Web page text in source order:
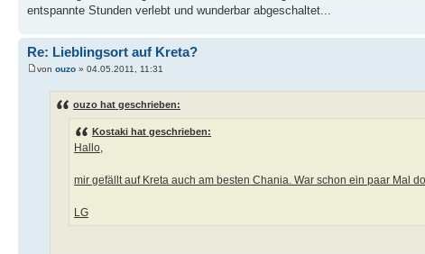
entspannte Stunden verlebt und wunderbar abgeschaltet...
Re: Lieblingsort auf Kreta?
von ouzo » 04.05.2011, 11:31
ouzo hat geschrieben:
Kostaki hat geschrieben:
Hallo,
mir gefällt auf Kreta auch am besten Chania. War schon ein paar Mal
LG